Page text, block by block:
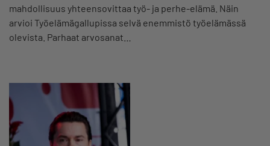
mahdollisuus yhteensovittaa työ- ja perhe-elämä. Näin
arvioi Työelämägallupissa selvä enemmistö työelämässä
olevista. Parhaat arvosanat…